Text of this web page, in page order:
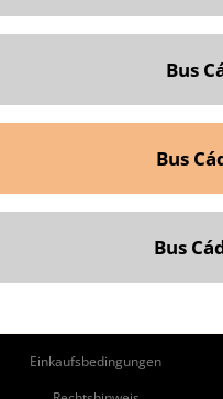
Bus
Bus
Bus
Einkaufsbedingungen